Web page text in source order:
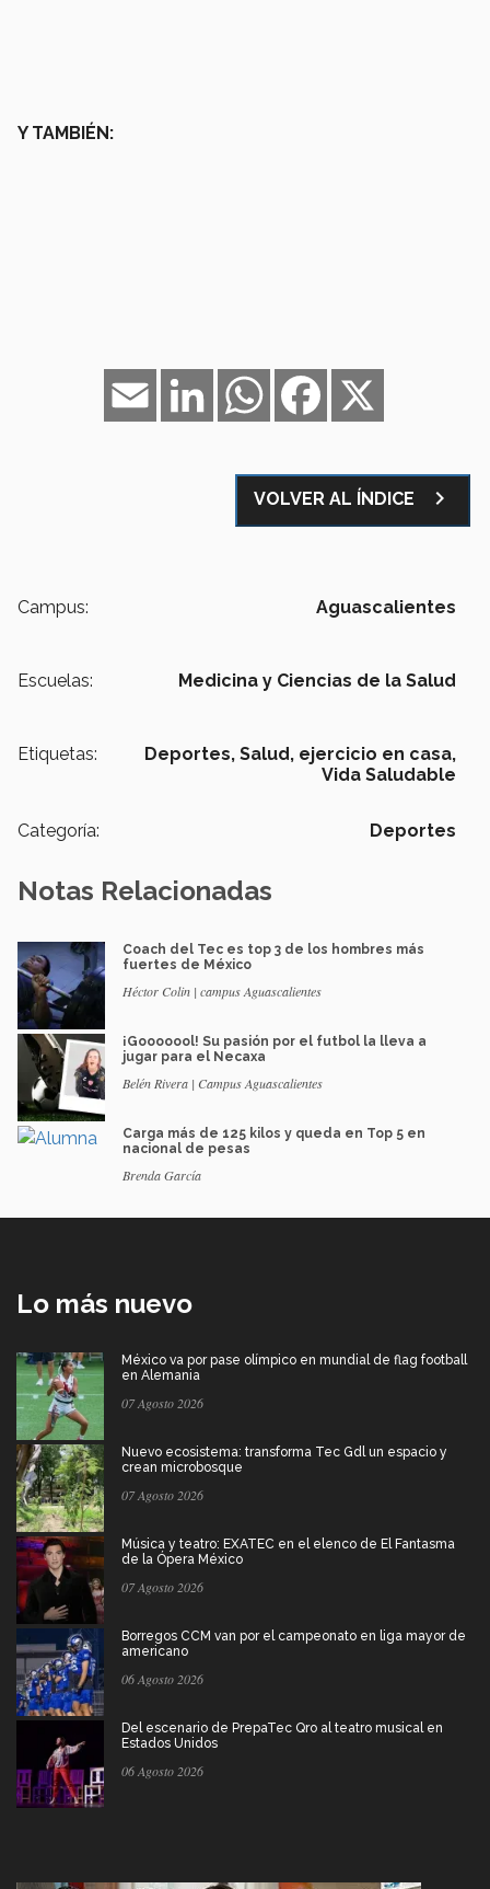
Y TAMBIÉN:
Facebook
WhatsApp
LinkedIn
Email
VOLVER AL ÍNDICE navigate_next
Campus: Aguascalientes
Escuelas: Medicina y Ciencias de la Salud
Etiquetas: Deportes, Salud, ejercicio en casa,
Vida Saludable
Categoría: Deportes
Notas Relacionadas
Coach del Tec es top 3 de los hombres más
fuertes de México
Héctor Colin | campus Aguascalientes
¡Gooooool! Su pasión por el futbol la lleva a
jugar para el Necaxa
Belén Rivera | Campus Aguascalientes
Carga más de 125 kilos y queda en Top 5 en
nacional de pesas
Brenda García
Lo más nuevo
México va por pase olímpico en mundial de flag football
en Alemania
07 Agosto 2026
Nuevo ecosistema: transforma Tec Gdl un espacio y
crean microbosque
07 Agosto 2026
Música y teatro: EXATEC en el elenco de El Fantasma
de la Ópera México
07 Agosto 2026
Borregos CCM van por el campeonato en liga mayor de
americano
06 Agosto 2026
Del escenario de PrepaTec Qro al teatro musical en
Estados Unidos
06 Agosto 2026